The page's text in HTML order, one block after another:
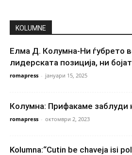
KOLUMNE
Елма Д. Колумна-Ни ѓубрето
лидерската позиција, ни
romapress - јануари 15, 2025
Колумна: Прифакаме заблуди
romapress - октомври 2, 2023
Kolumna:“Cutin be chaveja isi